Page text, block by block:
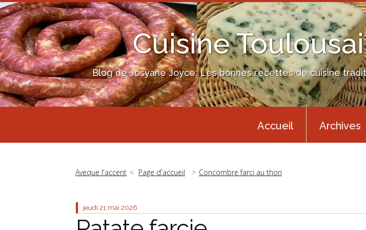
Cuisine
Blog de Josyane Joyce: Les bonnes recettes de cuisine
Accueil Archives
Aveque l'accent Page d'accueil Concombre farci au thon
jeudi 21 mai 2026